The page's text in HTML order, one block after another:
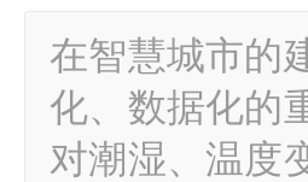
在智慧城市的
化、数据化的
对潮湿、温度